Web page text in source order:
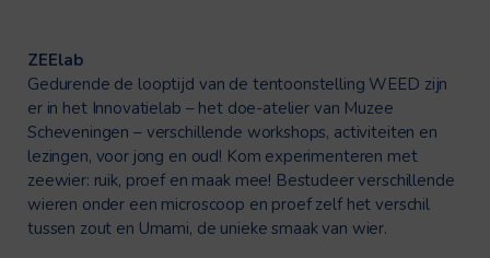
ZEElab
Gedurende de looptijd van de tentoonstelling WEED zijn
er in het Innovatielab – het doe-atelier van Muzee
Scheveningen – verschillende workshops, activiteiten en
lezingen, voor jong en oud! Kom experimenteren met
zeewier: ruik, proef en maak mee! Bestudeer verschillende
wieren onder een microscoop en proef zelf het verschil
tussen zout en Umami, de unieke smaak van wier.